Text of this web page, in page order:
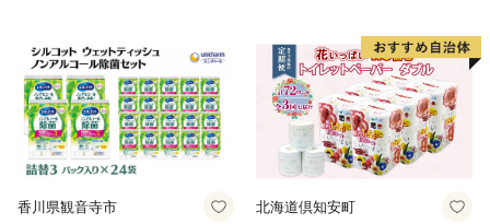
泡石鹸 石鹸 兵庫 兵庫県 小野
香川県観音寺市 北海道倶知安町